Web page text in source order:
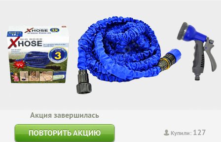
Купили: 127
Акция завершилась
ПОВТОРИТЬ АКЦИЮ